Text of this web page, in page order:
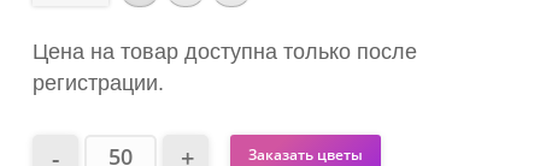
Цена на товар доступна только после
регистрации.
Заказать цветы